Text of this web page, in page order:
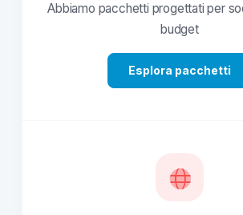
Abbiamo pacchetti progettati per
budget
Esplora pacchetti